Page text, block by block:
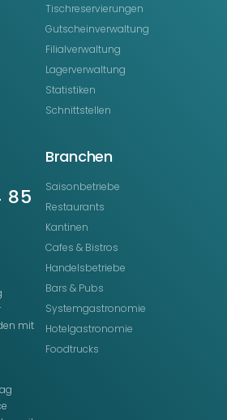
Tischreservierungen
Gutscheinverwaltung
Filialverwaltung
Lagerverwaltung
Statistiken
Schnittstellen
Branchen
Saisonbetriebe
Restaurants
Kantinen
Cafes & Bistros
Handelsbetriebe
Bars & Pubs
Systemgastronomie
Hotelgastronomie
Foodtrucks
85
mit